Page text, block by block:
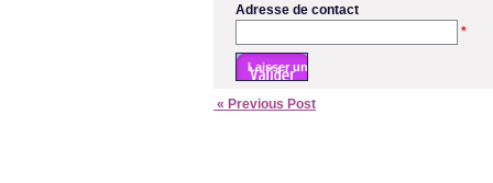
Adresse de contact
*
« Previous Post